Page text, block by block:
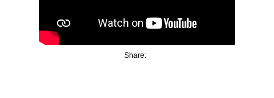
Share: